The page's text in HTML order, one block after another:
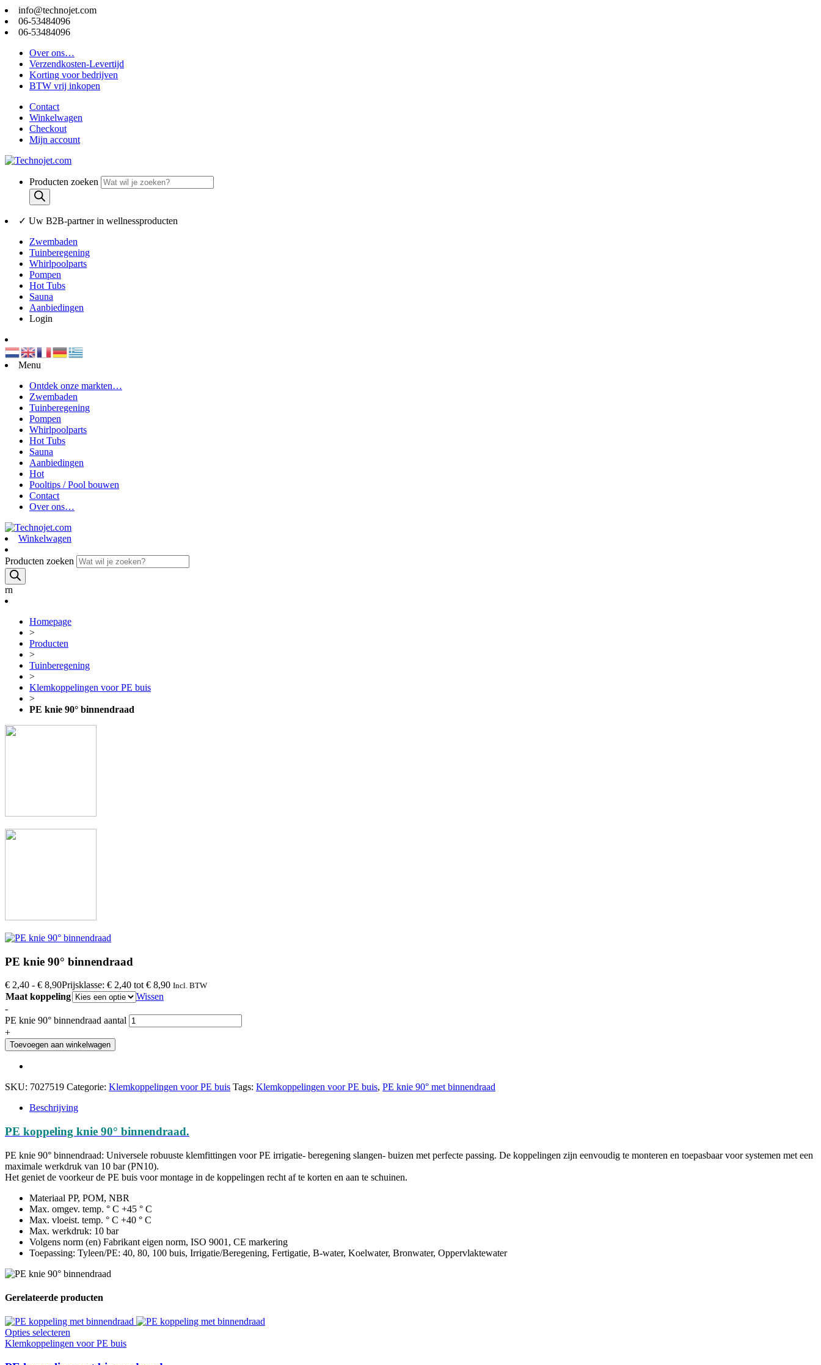
info@technojet.com
06-53484096
06-53484096
Over ons…
Verzendkosten-Levertijd
Korting voor bedrijven
BTW vrij inkopen
Contact
Winkelwagen
Checkout
Mijn account
Producten zoeken
✓ Uw B2B-partner in wellnessproducten
Zwembaden
Tuinberegening
Whirlpoolparts
Pompen
Hot Tubs
Sauna
Aanbiedingen
Login
Menu
Ontdek onze markten…
Zwembaden
Tuinberegening
Pompen
Whirlpoolparts
Hot Tubs
Sauna
Aanbiedingen
Hot
Pooltips / Pool bouwen
Contact
Over ons…
Winkelwagen
Producten zoeken
rn
Homepage
>
Producten
>
Tuinberegening
>
Klemkoppelingen voor PE buis
>
PE knie 90° binnendraad
PE knie 90° binnendraad
€ 2,40 - € 8,90Prijsklasse: € 2,40 tot € 8,90 Incl. BTW
Maat koppeling
Wissen
-
PE knie 90° binnendraad aantal
+
Toevoegen aan winkelwagen
SKU: 7027519 Categorie: Klemkoppelingen voor PE buis Tags: Klemkoppelingen voor PE buis, PE knie 90° met binnendraad
Beschrijving
PE koppeling knie 90° binnendraad.
PE knie 90° binnendraad: Universele robuuste klemfittingen voor PE irrigatie- beregening slangen- buizen met perfecte passing. De koppelingen zijn eenvoudig te monteren en toepasbaar voor systemen met een
maximale werkdruk van 10 bar (PN10).
Het geniet de voorkeur de PE buis voor montage in de koppelingen recht af te korten en aan te schuinen.
Materiaal PP, POM, NBR
Max. omgev. temp. ° C +45 ° C
Max. vloeist. temp. ° C +40 ° C
Max. werkdruk: 10 bar
Volgens norm (en) Fabrikant eigen norm, ISO 9001, CE markering
Toepassing: Tyleen/PE: 40, 80, 100 buis, Irrigatie/Beregening, Fertigatie, B-water, Koelwater, Bronwater, Oppervlaktewater
Gerelateerde producten
Opties selecteren
Klemkoppelingen voor PE buis